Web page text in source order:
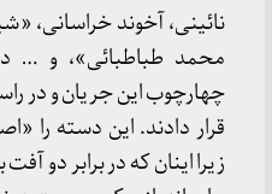
نائینی، آخوند خراسانی،
محمد طباطبائی»، و …
چهارچوب این جریان و در
قرار دادند. این دسته را
زیرا اینان که در برابر دو